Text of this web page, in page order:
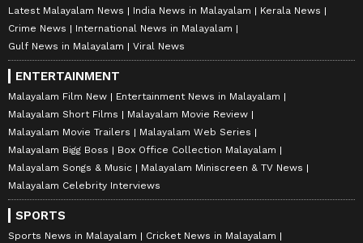
Latest Malayalam News
India News in Malayalam
Kerala News
Crime News
International News in Malayalam
Gulf News in Malayalam
Viral News
ENTERTAINMENT
Malayalam Film New
Entertainment News in Malayalam
Malayalam Short Films
Malayalam Movie Review
Malayalam Movie Trailers
Malayalam Web Series
Malayalam Bigg Boss
Box Office Collection Malayalam
Malayalam Songs & Music
Malayalam Miniscreen & TV News
Malayalam Celebrity Interviews
SPORTS
Sports News in Malayalam
Cricket News in Malayalam